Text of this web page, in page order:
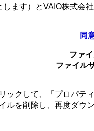
ます）とVAIO株式会
約の条件に従いVAIOか
な使用権をお客さまに
アの使用権とは、本製
同
ファ
ファイル
ックして、「プロパテ
を削除し、再度ダウ